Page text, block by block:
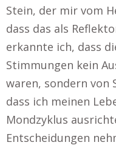
Stein, der mir vom
dass das als
erkannte ich, dass
Stimmungen kein
waren, sondern von
dass ich meinen
Mondzyklus
Entscheidungen